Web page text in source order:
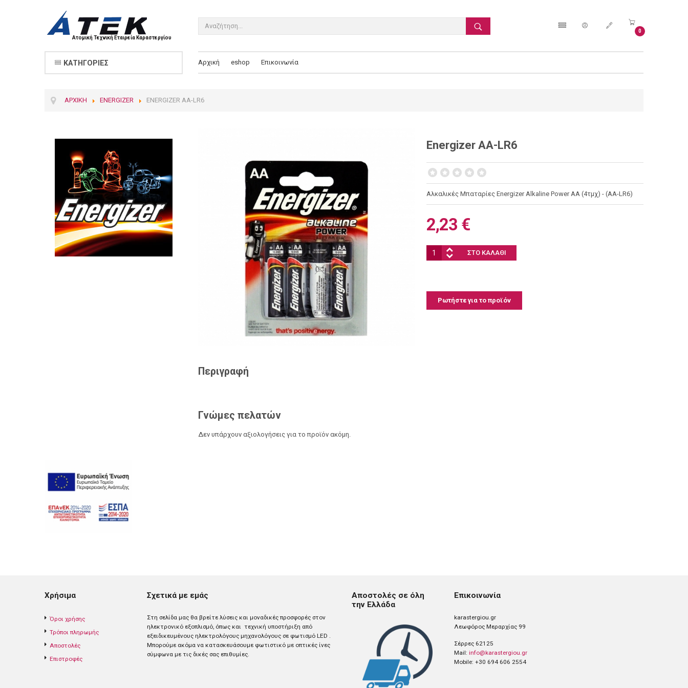
Ατομική Τεχνική Εταιρεία Καραστεργίου
0
ΚΑΤΗΓΟΡΊΕΣ Αρχική eshop Επικοινωνία
ΑΡΧΙΚΉ ENERGIZER ΕNERGIZER AA-LR6
Εnergizer AA-LR6
Αλκαλικές Μπαταρίες Energizer Alkaline Power AA (4τμχ) - (AA-LR6)
2,23 €
Ποσότητα:
Ρωτήστε για το προϊόν
Περιγραφή
Γνώμες πελατών
Δεν υπάρχουν αξιολογήσεις για το προϊόν ακόμη.
Χρήσιμα
Όροι χρήσης
Τρόποι πληρωμής
Αποστολές
Επιστροφές
Σχετικά με εμάς
Στη σελίδα μας θα βρείτε λύσεις και μοναδικές προσφορές στον
ηλεκτρονικό εξοπλισμό, όπως και τεχνική υποστήριξη από
εξειδικευμένους ηλεκτρολόγους μηχανολόγους σε φωτισμό LED .
Mπορούμε ακόμα να κατασκευάσουμε φωτιστικό με οπτικές ίνες
σύμφωνα με τις δικές σας επιθυμίες.
Αποστολές σε όλη
την Ελλάδα
Επικοινωνία
karastergiou.gr
Λεωφόρος Μεραρχίας 99
Σέρρες 62125
Mail: info@karastergiou.gr
Mobile: +30 694 606 2554